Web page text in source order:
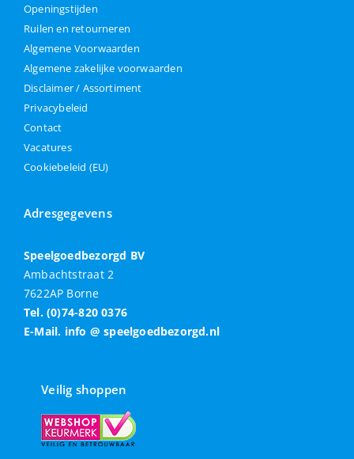
Openingstijden
Ruilen en retourneren
Algemene Voorwaarden
Algemene zakelijke voorwaarden
Disclaimer / Assortiment
Privacybeleid
Contact
Vacatures
Cookiebeleid (EU)
Adresgegevens
Speelgoedbezorgd BV
Ambachtstraat 2
7622AP Borne
Tel. (0)74-820 0376
E-Mail. info @ speelgoedbezorgd.nl
Veilig shoppen